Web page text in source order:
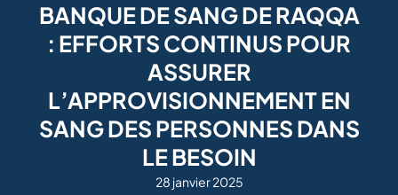
BANQUE DE SANG DE RAQQA
: EFFORTS CONTINUS POUR
ASSURER
L’APPROVISIONNEMENT EN
SANG DES PERSONNES DANS
LE BESOIN
28 janvier 2025